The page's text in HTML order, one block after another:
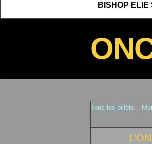
BISHOP
Tous les billets